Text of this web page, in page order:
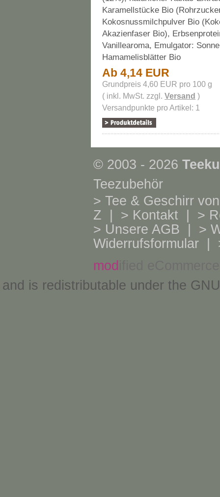
Karamellstücke Bio
Kokosnussmilchpulver Bio
Akazienfaser Bio),
Vanillearoma, Emulgator:
Hamamelisblätter Bio
Ab 4,14 EUR
Grundpreis 4,60 EUR pro 100 g
( inkl. MwSt. zzgl.Versand )
Versandpunkte pro Artikel: 1
© 2003 - 2026
Teezubehör
> Tee & Geschirr
Z | > Kontakt | >
> Unsere AGB | >
Widerrufsformular |
mod
and is redistributable under the